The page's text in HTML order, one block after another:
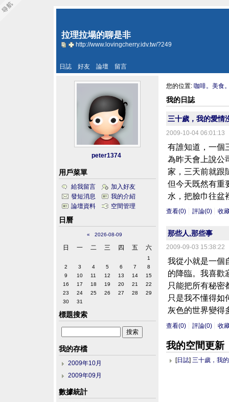
拉理拉塌的聊是非
http://www.lovingcherry.idv.tw/?249
日誌 好友 論壇 留言
您的位置:咖啡。美食
我的日誌
三十歲，我的愛情
2009-10-04 06:01:13
有誰知道，一
為昨天會上說公
家，三天前就
但今天既然有重
水，把臉巾往盆
查看(0) 評論(0) 收
那些人,那些事
2009-09-03 15:38:22
我從小就是一個
的降臨。我喜歡
只能把所有秘密
只是我不懂得如
灰色的世界變得
查看(0) 評論(0) 收
我的空間更新
[日誌] 三十歲，我
peter1374
用戶菜單
給我留言
加入好友
發短消息
我的介紹
論壇資料
空間管理
日曆
« 2026-08-09
日 一 二 三 四 五 六
1
2
3 4 5 6 7
8
9
10 11 12 13 14
15
16
17 18 19 20 21
22
23
24 25 26 27 28
29
30
31
標題搜索
我的存檔
2009年10月
2009年09月
數據統計